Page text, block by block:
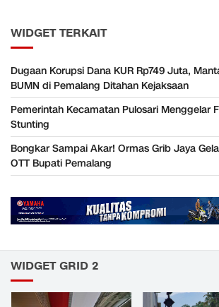
WIDGET TERKAIT
Dugaan Korupsi Dana KUR Rp749 Juta,
BUMN di Pemalang Ditahan Kejaksaan
Pemerintah Kecamatan Pulosari Menggelar
Stunting
Bongkar Sampai Akar! Ormas Grib Jaya
OTT Bupati Pemalang
WIDGET GRID 2